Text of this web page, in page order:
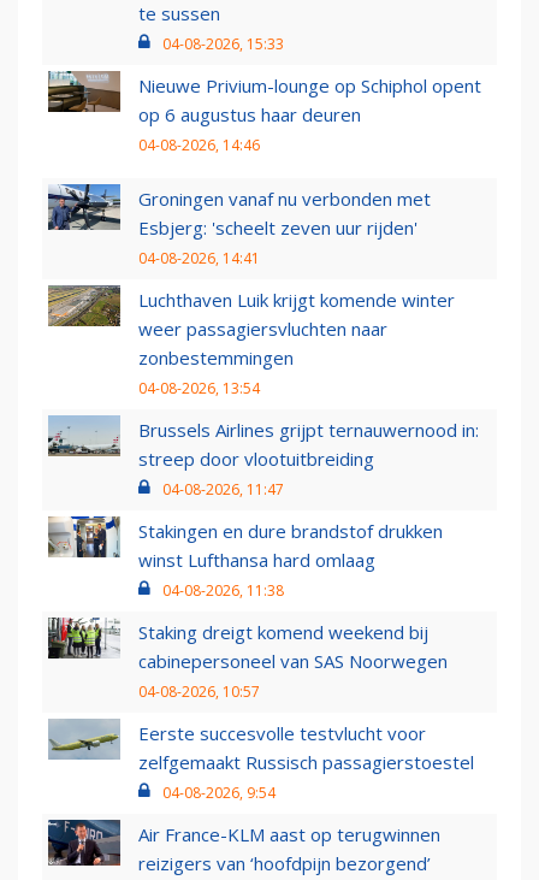
te sussen
04-08-2026, 15:33
Nieuwe Privium-lounge op Schiphol opent
op 6 augustus haar deuren
04-08-2026, 14:46
Groningen vanaf nu verbonden met
Esbjerg: 'scheelt zeven uur rijden'
04-08-2026, 14:41
Luchthaven Luik krijgt komende winter
weer passagiersvluchten naar
zonbestemmingen
04-08-2026, 13:54
Brussels Airlines grijpt ternauwernood in:
streep door vlootuitbreiding
04-08-2026, 11:47
Stakingen en dure brandstof drukken
winst Lufthansa hard omlaag
04-08-2026, 11:38
Staking dreigt komend weekend bij
cabinepersoneel van SAS Noorwegen
04-08-2026, 10:57
Eerste succesvolle testvlucht voor
zelfgemaakt Russisch passagierstoestel
04-08-2026, 9:54
Air France-KLM aast op terugwinnen
reizigers van ‘hoofdpijn bezorgend’